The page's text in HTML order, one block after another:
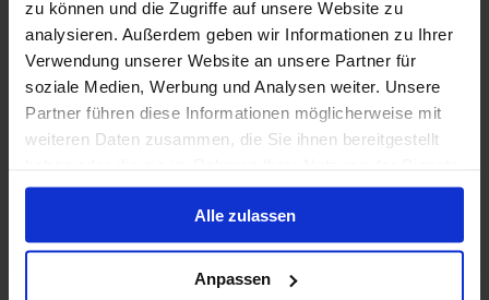
zu können und die Zugriffe auf unsere Website zu
analysieren. Außerdem geben wir Informationen zu Ihrer
Verwendung unserer Website an unsere Partner für
soziale Medien, Werbung und Analysen weiter. Unsere
Partner führen diese Informationen möglicherweise mit
weiteren Daten zusammen, die Sie ihnen bereitgestellt
gesammelt haben.
Alle zulassen
Anpassen
Balkonhutvan
€ 1.970p.p.
The Retreat van
€ 3.722p.p.
Alleen Cruise
Wereldreizen vanaf Civitavecchia (Rome), Italië
Van / Naar Civitavecchia (Rome)
MSC Magnifica